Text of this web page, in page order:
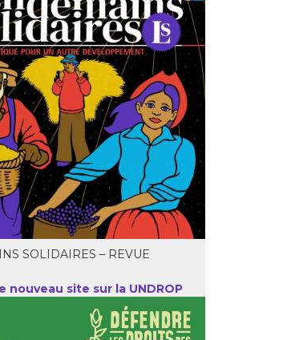
SOLIDAIRES – REVUE
nouveau site sur la UNDROP